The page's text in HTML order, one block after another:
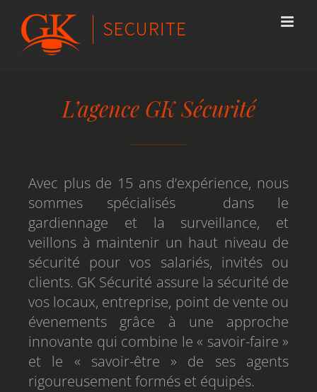
contenu
L’agence GK Sécurité
Avec plus de 15 ans d’expérience, nous
sommes spécialisés dans le
gardiennage et la surveillance, et
veillons à maintenir un haut niveau de
sécurité pour vos salariés, invités ou
clients. GK Sécurité assure la sécurité de
vos locaux, entreprise, point de vente ou
évenements grâce à une approche
innovante qui combine le « savoir-faire »
et le « savoir-être » de ses agents
rigoureusement formés et équipés.